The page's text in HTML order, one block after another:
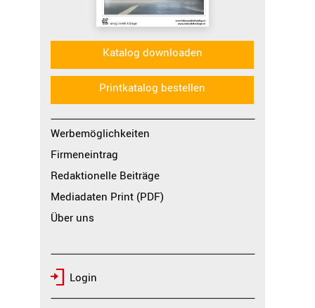
Katalog downloaden
Printkatalog bestellen
Werbemöglichkeiten
Firmeneintrag
Redaktionelle Beiträge
Mediadaten Print (PDF)
Über uns
Login